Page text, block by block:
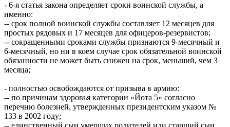
- 6-я статья закона определяет сроки воинской службы, а
именно:
-- срок полной воинской службы составляет 12 месяцев для
простых рядовых и 17 месяцев для офицеров-резервистов;
-- сокращенными сроками службы признаются 9-месячный и
6-месячный, но ни в коем случае срок обязательной воинской
обязанности не может быть снижен на срок, меньший, чем 3
месяца;
- полностью освобождаются от призыва в армию:
-- по причинам здоровья категории «Йота 5» согласно
перечню болезней, утвержденных президентским указом №
133 в 2002 году;